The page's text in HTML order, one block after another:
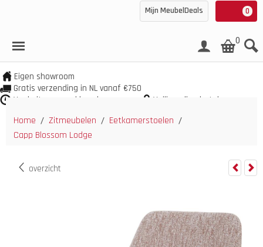
0
Mijn MeubelDeals
0
Eigen showroom
Gratis verzending in NL vanaf €750
Veel uit voorraad leverbaar
Veilig online betalen
Home / Zitmeubelen / Eetkamerstoelen /
Capp Blossom Lodge
overzicht